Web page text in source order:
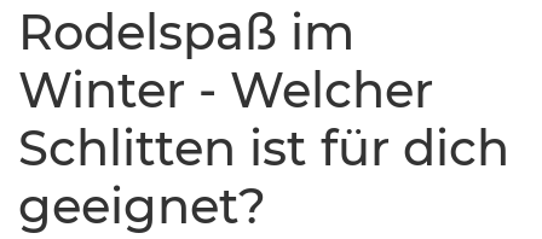
Rodelspaß im
Winter - Welcher
Schlitten ist für dich
geeignet?